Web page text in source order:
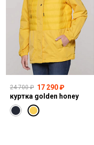
24 700 ₽ 17 290 ₽
куртка golden honey